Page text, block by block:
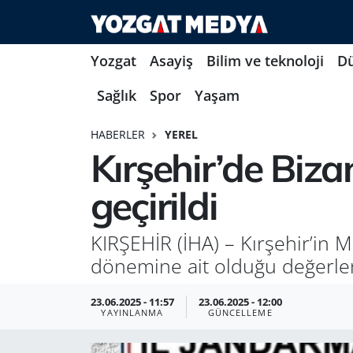
Yozgat Asayiş Bilim ve teknoloji
Sağlık
Spor Yaşam
HABERLER YEREL
Kırşehir’de
geçirildi
KIRŞEHİR (İHA) –
dönemine ait olduğu
23.06.2025 - 11:57
YAYINLANMA
23.06.2025 - 12:00
GÜNCELLEME